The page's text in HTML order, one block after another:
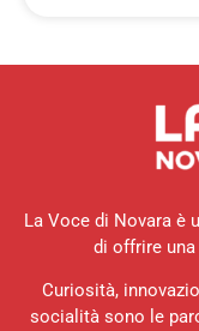
La Voce di Novara è
di offrire
Curiosità,
socialità sono le